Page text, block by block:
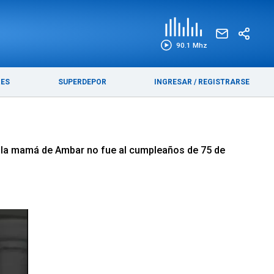
90.1 Mhz
SUPERDEPOR INGRESAR / REGISTRARSE
mamá de Ambar no fue al cumpleaños de 75 de